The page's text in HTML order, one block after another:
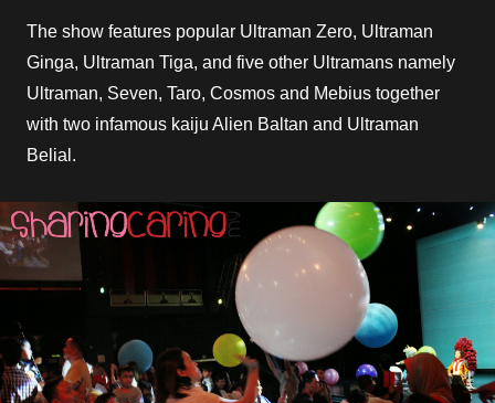
The show features popular Ultraman Zero, Ultraman
Ginga, Ultraman Tiga, and five other Ultramans namely
Ultraman, Seven, Taro, Cosmos and Mebius together
with two infamous kaiju Alien Baltan and Ultraman
Belial.